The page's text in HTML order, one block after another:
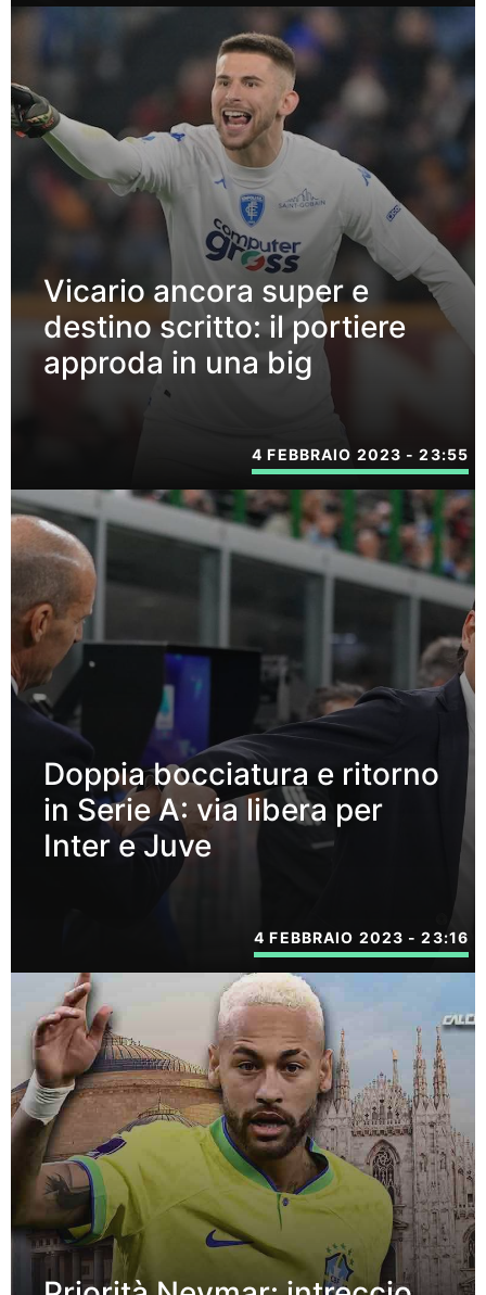
Vicario ancora super e
destino scritto: il portiere
approda in una big
4 FEBBRAIO 2023 - 23:55
Doppia bocciatura e ritorno
in Serie A: via libera per
Inter e Juve
4 FEBBRAIO 2023 - 23:16